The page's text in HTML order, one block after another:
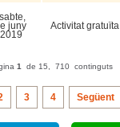
juny Activitat gratuïta
1 de 15, 710 continguts
3 4 Següent